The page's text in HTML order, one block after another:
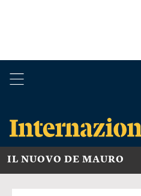
IL NUOVO DE MAURO